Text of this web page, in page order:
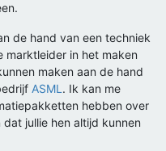
de hand van een techniek
marktleider in het maken
maken aan de hand
ASML . Ik kan me
hebben over
jullie hen altijd kunnen